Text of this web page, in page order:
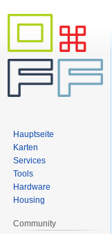
Hauptseite
Karten
Services
Tools
Hardware
Housing
Community